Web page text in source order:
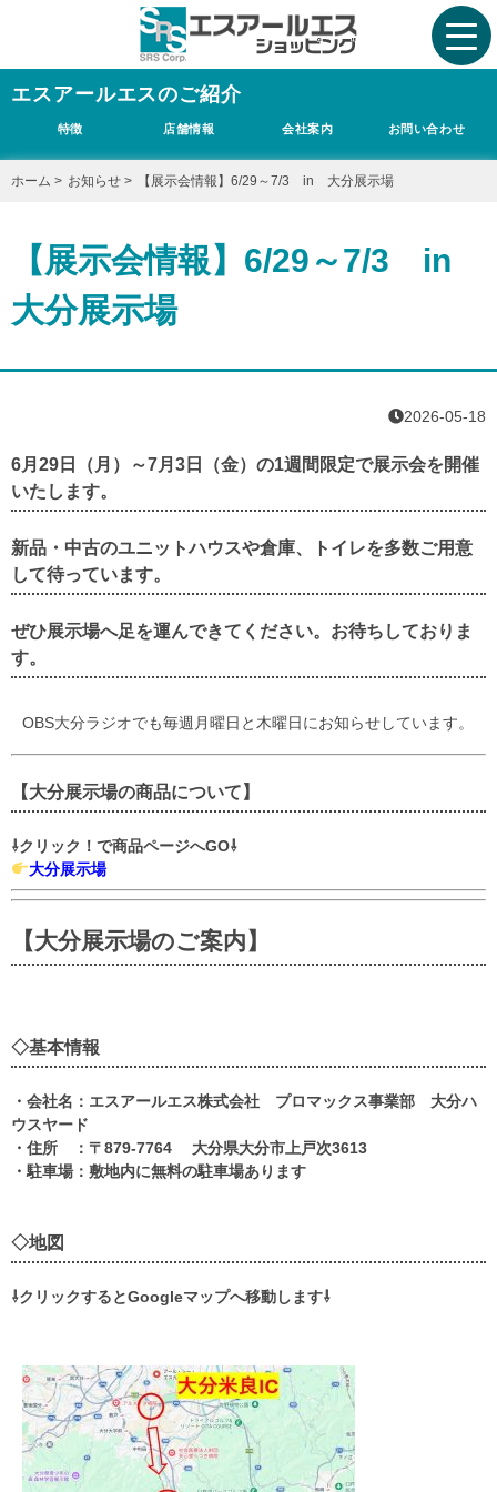
エスアールエスのご紹介
特徴 店舗情報 会社案内 お問い合わせ
ホーム > お知らせ > 【展示会情報】6/29～7/3 in 大分展示場
【展示会情報】6/29～7/3 in
大分展示場
2026-05-18
6月29日（月）～7月3日（金）の1週間限定で展示会を開催
いたします。
新品・中古のユニットハウスや倉庫、トイレを多数ご用意
して待っています。
ぜひ展示場へ足を運んできてください。お待ちしておりま
す。
OBS大分ラジオでも毎週月曜日と木曜日にお知らせしています。
【大分展示場の商品について】
⇩クリック！で商品ページへGO⇩
大分展示場
【大分展示場のご案内】
◇基本情報
・会社名：エスアールエス株式会社 プロマックス事業部 大分ハ
ウスヤード
・住所 ：〒879-7764 大分県大分市上戸次3613
・駐車場：敷地内に無料の駐車場あります
◇地図
⇩クリックするとGoogleマップへ移動します⇩